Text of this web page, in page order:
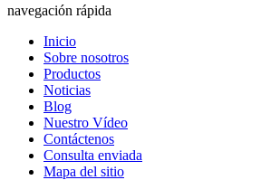
navegación rápida
Inicio
Sobre nosotros
Productos
Noticias
Blog
Nuestro Vídeo
Contáctenos
Consulta enviada
Mapa del sitio